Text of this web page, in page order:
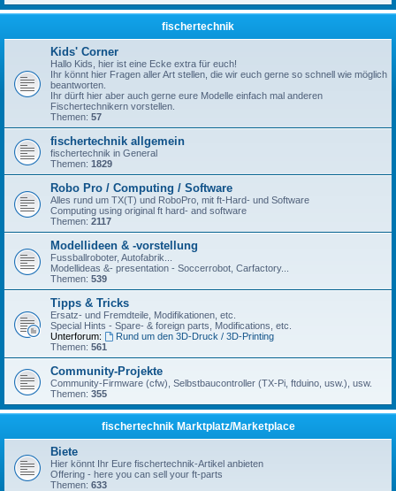
fischertechnik
Kids' Corner
Hallo Kids, hier ist eine Ecke extra für euch!
Ihr könnt hier Fragen aller Art stellen, die wir euch gerne so schnell wie möglich
beantworten.
Ihr dürft hier aber auch gerne eure Modelle einfach mal anderen
Fischertechnikern vorstellen.
Themen: 57
fischertechnik allgemein
fischertechnik in General
Themen: 1829
Robo Pro / Computing / Software
Alles rund um TX(T) und RoboPro, mit ft-Hard- und Software
Computing using original ft hard- and software
Themen: 2117
Modellideen & -vorstellung
Fussballroboter, Autofabrik...
Modellideas &- presentation - Soccerrobot, Carfactory...
Themen: 539
Tipps & Tricks
Ersatz- und Fremdteile, Modifikationen, etc.
Special Hints - Spare- & foreign parts, Modifications, etc.
Unterforum:
Rund um den 3D-Druck / 3D-Printing
Themen: 561
Community-Projekte
Community-Firmware (cfw), Selbstbaucontroller (TX-Pi, ftduino, usw.), usw.
Themen: 355
fischertechnik Marktplatz/Marketplace
Biete
Hier könnt Ihr Eure fischertechnik-Artikel anbieten
Offering - here you can sell your ft-parts
Themen: 633